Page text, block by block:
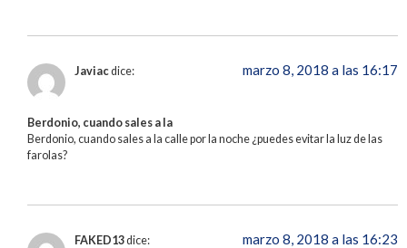
Javiacdice: marzo 8, 2018 a las 16:17
Berdonio, cuando sales a la
Berdonio, cuando sales a la calle por la noche ¿puedes evitar la luz de las
farolas?
FAKED13dice: marzo 8, 2018 a las 16:23